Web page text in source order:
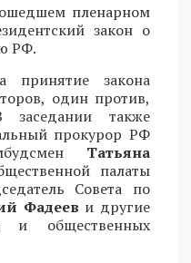
пленарном
закон о
РФ.
принятие закона
один против,
заседании также
прокурор РФ
Татьяна
палаты
Совета по
Фадеев и другие
и общественных